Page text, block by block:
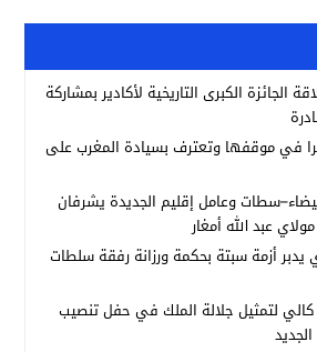
الجائزة الكبرى التاريخية لأكادير بمشاركة
في موقفها وتعترف بسيادة المغرب على
وعامل إقليم الجديدة يشرفان
عبد الله أمغار
يدبر أزمة سبتة بحكمة ورزانة رفقة سلطات
لتمثيل جلالة الملك في حفل تنصيب